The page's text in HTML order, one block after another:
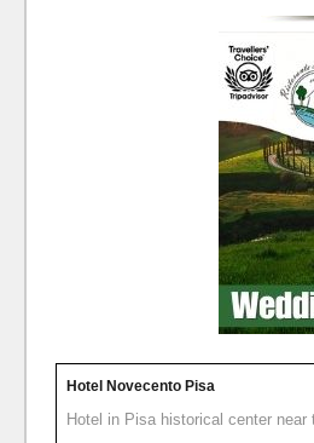
Hotel Novecento Pisa
Hotel in Pisa historical center